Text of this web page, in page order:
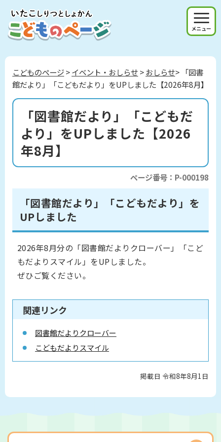
メニュー
こどものページ>イベント・おしらせ>おしらせ> 「図書
館だより」「こどもだより」をUPしました【2026年8月】
「図書館だより」「こどもだ
より」をUPしました【2026
年8月】
ページ番号：P-000198
「図書館だより」「こどもだより」を
UPしました
2026年8月分の「図書館だよりクローバー」「こど
もだよりスマイル」をUPしました。
ぜひご覧ください。
関連リンク
図書館だよりクローバー
こどもだよりスマイル
掲載日 令和8年8月1日